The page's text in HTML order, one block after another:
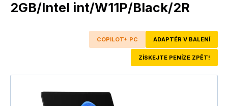
2GB/Intel int/W11P/Black/2R
COPILOT+ PC ADAPTÉR V BALENÍ
ZÍSKEJTE PENÍZE ZPĚT!